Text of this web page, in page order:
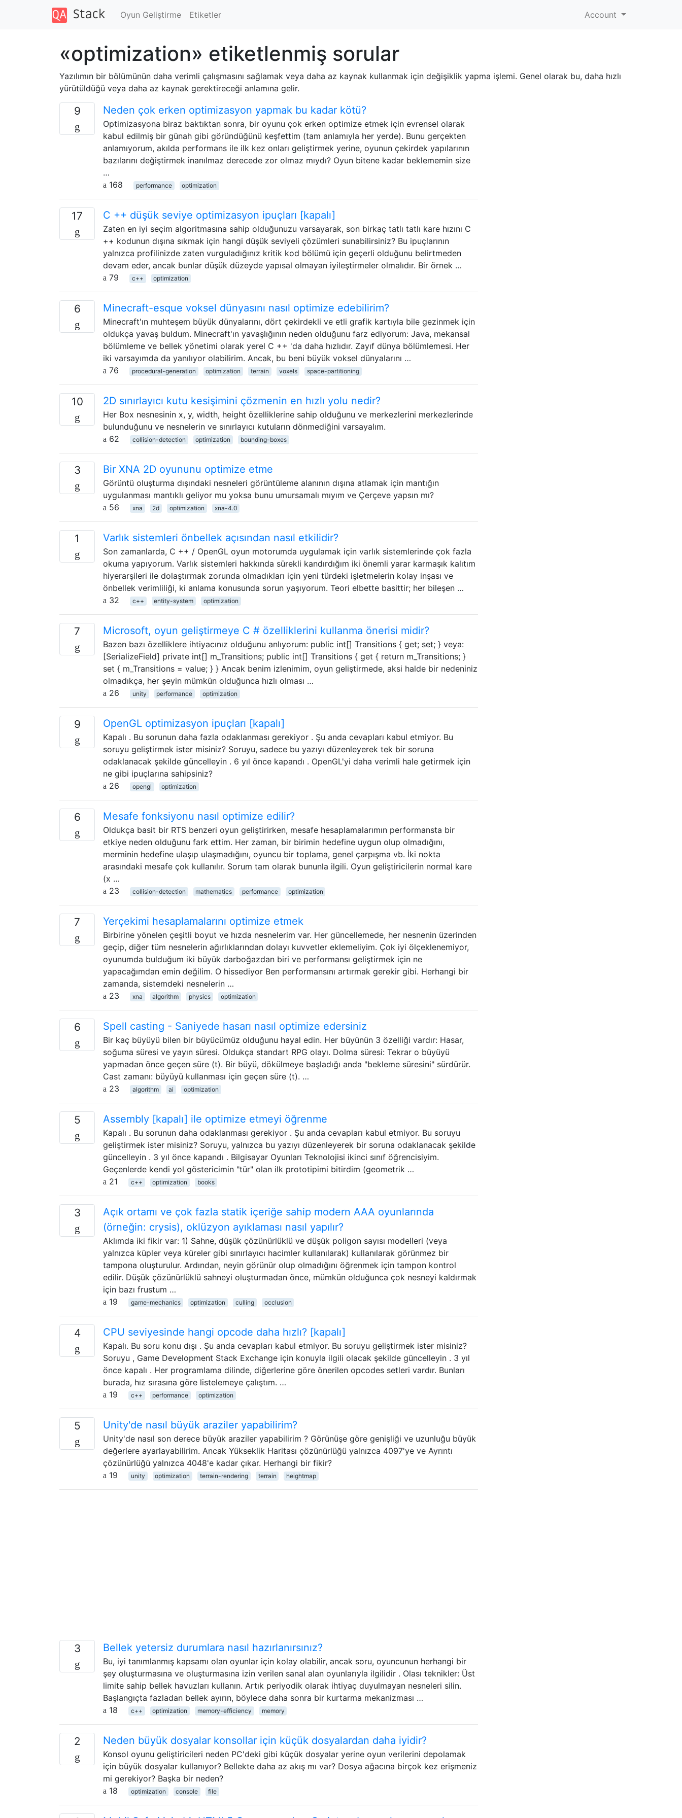
Oyun Geliştirme Etiketler Account
«optimization» etiketlenmiş sorular
Yazılımın bir bölümünün daha verimli çalışmasını sağlamak veya daha az kaynak kullanmak için değişiklik yapma işlemi. Genel olarak bu, daha hızlı
yürütüldüğü veya daha az kaynak gerektireceği anlamına gelir.
9 Neden çok erken optimizasyon yapmak bu kadar kötü?
Optimizasyona biraz baktıktan sonra, bir oyunu çok erken optimize etmek için evrensel olarak
kabul edilmiş bir günah gibi göründüğünü keşfettim (tam anlamıyla her yerde). Bunu gerçekten
anlamıyorum, akılda performans ile ilk kez onları geliştirmek yerine, oyunun çekirdek yapılarının
bazılarını değiştirmek inanılmaz derecede zor olmaz mıydı? Oyun bitene kadar beklememin size
…
168
performance optimization
17 C ++ düşük seviye optimizasyon ipuçları [kapalı]
Zaten en iyi seçim algoritmasına sahip olduğunuzu varsayarak, son birkaç tatlı tatlı kare hızını C
++ kodunun dışına sıkmak için hangi düşük seviyeli çözümleri sunabilirsiniz? Bu ipuçlarının
yalnızca profilinizde zaten vurguladığınız kritik kod bölümü için geçerli olduğunu belirtmeden
devam eder, ancak bunlar düşük düzeyde yapısal olmayan iyileştirmeler olmalıdır. Bir örnek …
79
c++ optimization
6 Minecraft-esque voksel dünyasını nasıl optimize edebilirim?
Minecraft'ın muhteşem büyük dünyalarını, dört çekirdekli ve etli grafik kartıyla bile gezinmek için
oldukça yavaş buldum. Minecraft'ın yavaşlığının neden olduğunu farz ediyorum: Java, mekansal
bölümleme ve bellek yönetimi olarak yerel C ++ 'da daha hızlıdır. Zayıf dünya bölümlemesi. Her
iki varsayımda da yanılıyor olabilirim. Ancak, bu beni büyük voksel dünyalarını …
76
procedural-generation optimization terrain voxels space-partitioning
10 2D sınırlayıcı kutu kesişimini çözmenin en hızlı yolu nedir?
Her Box nesnesinin x, y, width, height özelliklerine sahip olduğunu ve merkezlerini merkezlerinde
bulunduğunu ve nesnelerin ve sınırlayıcı kutuların dönmediğini varsayalım.
62
collision-detection optimization bounding-boxes
3 Bir XNA 2D oyununu optimize etme
Görüntü oluşturma dışındaki nesneleri görüntüleme alanının dışına atlamak için mantığın
uygulanması mantıklı geliyor mu yoksa bunu umursamalı mıyım ve Çerçeve yapsın mı?
56
xna 2d optimization xna-4.0
1 Varlık sistemleri önbellek açısından nasıl etkilidir?
Son zamanlarda, C ++ / OpenGL oyun motorumda uygulamak için varlık sistemlerinde çok fazla
okuma yapıyorum. Varlık sistemleri hakkında sürekli kandırdığım iki önemli yarar karmaşık kalıtım
hiyerarşileri ile dolaştırmak zorunda olmadıkları için yeni türdeki işletmelerin kolay inşası ve
önbellek verimliliği, ki anlama konusunda sorun yaşıyorum. Teori elbette basittir; her bileşen …
32
c++ entity-system optimization
7 Microsoft, oyun geliştirmeye C # özelliklerini kullanma önerisi midir?
Bazen bazı özelliklere ihtiyacınız olduğunu anlıyorum: public int[] Transitions { get; set; } veya:
[SerializeField] private int[] m_Transitions; public int[] Transitions { get { return m_Transitions; }
set { m_Transitions = value; } } Ancak benim izlenimim, oyun geliştirmede, aksi halde bir nedeniniz
olmadıkça, her şeyin mümkün olduğunca hızlı olması …
26
unity performance optimization
9 OpenGL optimizasyon ipuçları [kapalı]
Kapalı . Bu sorunun daha fazla odaklanması gerekiyor . Şu anda cevapları kabul etmiyor. Bu
soruyu geliştirmek ister misiniz? Soruyu, sadece bu yazıyı düzenleyerek tek bir soruna
odaklanacak şekilde güncelleyin . 6 yıl önce kapandı . OpenGL'yi daha verimli hale getirmek için
ne gibi ipuçlarına sahipsiniz?
26
opengl optimization
6 Mesafe fonksiyonu nasıl optimize edilir?
Oldukça basit bir RTS benzeri oyun geliştirirken, mesafe hesaplamalarımın performansta bir
etkiye neden olduğunu fark ettim. Her zaman, bir birimin hedefine uygun olup olmadığını,
merminin hedefine ulaşıp ulaşmadığını, oyuncu bir toplama, genel çarpışma vb. İki nokta
arasındaki mesafe çok kullanılır. Sorum tam olarak bununla ilgili. Oyun geliştiricilerin normal kare
(x …
23
collision-detection mathematics performance optimization
7 Yerçekimi hesaplamalarını optimize etmek
Birbirine yönelen çeşitli boyut ve hızda nesnelerim var. Her güncellemede, her nesnenin üzerinden
geçip, diğer tüm nesnelerin ağırlıklarından dolayı kuvvetler eklemeliyim. Çok iyi ölçeklenemiyor,
oyunumda bulduğum iki büyük darboğazdan biri ve performansı geliştirmek için ne
yapacağımdan emin değilim. O hissediyor Ben performansını artırmak gerekir gibi. Herhangi bir
zamanda, sistemdeki nesnelerin …
23
xna algorithm physics optimization
6 Spell casting - Saniyede hasarı nasıl optimize edersiniz
Bir kaç büyüyü bilen bir büyücümüz olduğunu hayal edin. Her büyünün 3 özelliği vardır: Hasar,
soğuma süresi ve yayın süresi. Oldukça standart RPG olayı. Dolma süresi: Tekrar o büyüyü
yapmadan önce geçen süre (t). Bir büyü, dökülmeye başladığı anda "bekleme süresini" sürdürür.
Cast zamanı: büyüyü kullanması için geçen süre (t). …
23
algorithm ai optimization
5 Assembly [kapalı] ile optimize etmeyi öğrenme
Kapalı . Bu sorunun daha odaklanması gerekiyor . Şu anda cevapları kabul etmiyor. Bu soruyu
geliştirmek ister misiniz? Soruyu, yalnızca bu yazıyı düzenleyerek bir soruna odaklanacak şekilde
güncelleyin . 3 yıl önce kapandı . Bilgisayar Oyunları Teknolojisi ikinci sınıf öğrencisiyim.
Geçenlerde kendi yol göstericimin "tür" olan ilk prototipimi bitirdim (geometrik …
21
c++ optimization books
3
Açık ortamı ve çok fazla statik içeriğe sahip modern AAA oyunlarında
(örneğin: crysis), oklüzyon ayıklaması nasıl yapılır?
Aklımda iki fikir var: 1) Sahne, düşük çözünürlüklü ve düşük poligon sayısı modelleri (veya
yalnızca küpler veya küreler gibi sınırlayıcı hacimler kullanılarak) kullanılarak görünmez bir
tampona oluşturulur. Ardından, neyin görünür olup olmadığını öğrenmek için tampon kontrol
edilir. Düşük çözünürlüklü sahneyi oluşturmadan önce, mümkün olduğunca çok nesneyi kaldırmak
için bazı frustum …
19
game-mechanics optimization culling occlusion
4 CPU seviyesinde hangi opcode daha hızlı? [kapalı]
Kapalı. Bu soru konu dışı . Şu anda cevapları kabul etmiyor. Bu soruyu geliştirmek ister misiniz?
Soruyu , Game Development Stack Exchange için konuyla ilgili olacak şekilde güncelleyin . 3 yıl
önce kapalı . Her programlama dilinde, diğerlerine göre önerilen opcodes setleri vardır. Bunları
burada, hız sırasına göre listelemeye çalıştım. …
19
c++ performance optimization
5 Unity'de nasıl büyük araziler yapabilirim?
Unity'de nasıl son derece büyük araziler yapabilirim ? Görünüşe göre genişliği ve uzunluğu büyük
değerlere ayarlayabilirim. Ancak Yükseklik Haritası çözünürlüğü yalnızca 4097'ye ve Ayrıntı
çözünürlüğü yalnızca 4048'e kadar çıkar. Herhangi bir fikir?
19
unity optimization terrain-rendering terrain heightmap
3 Bellek yetersiz durumlara nasıl hazırlanırsınız?
Bu, iyi tanımlanmış kapsamı olan oyunlar için kolay olabilir, ancak soru, oyuncunun herhangi bir
şey oluşturmasına ve oluşturmasına izin verilen sanal alan oyunlarıyla ilgilidir . Olası teknikler: Üst
limite sahip bellek havuzları kullanın. Artık periyodik olarak ihtiyaç duyulmayan nesneleri silin.
Başlangıçta fazladan bellek ayırın, böylece daha sonra bir kurtarma mekanizması …
18
c++ optimization memory-efficiency memory
2 Neden büyük dosyalar konsollar için küçük dosyalardan daha iyidir?
Konsol oyunu geliştiricileri neden PC'deki gibi küçük dosyalar yerine oyun verilerini depolamak
için büyük dosyalar kullanıyor? Bellekte daha az akış mı var? Dosya ağacına birçok kez erişmeniz
mi gerekiyor? Başka bir neden?
18
optimization console file